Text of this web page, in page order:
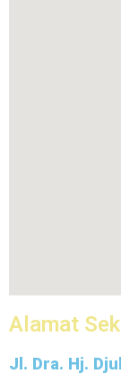
Alamat
Jl. Dra. Hj.